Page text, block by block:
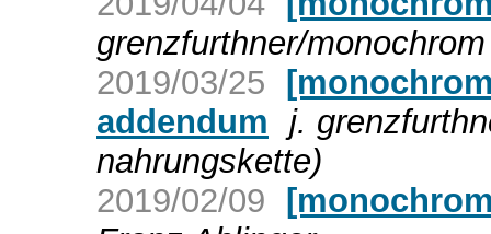
grenzfurthner/
2019/03/25
addendum j.
nahrungskette)
2019/02/09